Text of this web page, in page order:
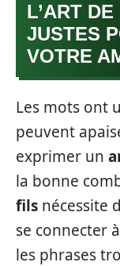
L’ART
JUSTES
VOTRE
Les mots ont
peuvent
exprimer un
la bonne
fils nécessite
se connecter
les phrases